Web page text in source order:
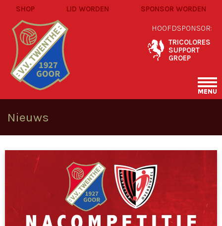
SHOP LID WORDEN SPONSOR WORDEN
HOOFDSPONSOR:
TRICOLORES
SUPPORT
GROEP
MENU
Nieuws